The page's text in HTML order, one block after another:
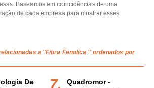
Baseamos em coincidências de uma
de cada empresa para mostrar esses
a "Fibra Fenolica " ordenados por
De
Quadromor -